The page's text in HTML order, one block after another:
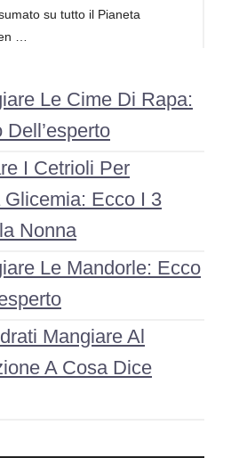
su tutto il Pianeta
…
Le Cime Di Rapa:
I Cetrioli Per
Ecco I 3
Nonna
Le Mandorle: Ecco
Mangiare Al
A Cosa Dice